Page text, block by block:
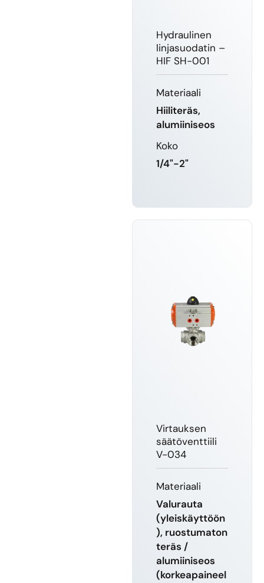
Hydraulinen
linjasuodatin –
HIF SH-001
Materiaali
Hiiliteräs,
alumiiniseos
Koko
1/4"-2"
LUE LISÄÄ
Virtauksen
säätöventtiili
V-034
Materiaali
Valurauta
(yleiskäyttöön
), ruostumaton
teräs /
alumiiniseos
(korkeapaineel